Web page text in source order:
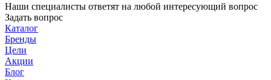
Наши специалисты ответят на любой интересующий вопрос
Задать вопрос
Каталог
Бренды
Цели
Акции
Блог